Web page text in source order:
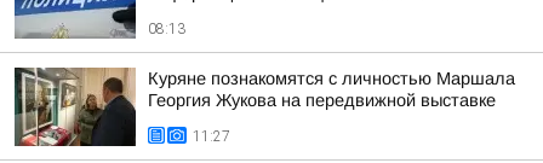
08:13
Куряне познакомятся с личностью Маршала
Георгия Жукова на передвижной выставке
11:27